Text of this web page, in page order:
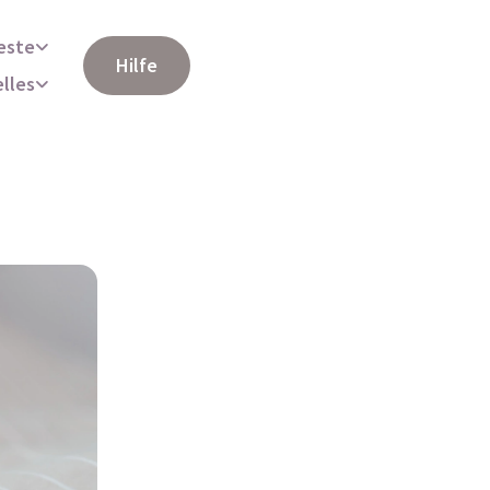
Hilfe